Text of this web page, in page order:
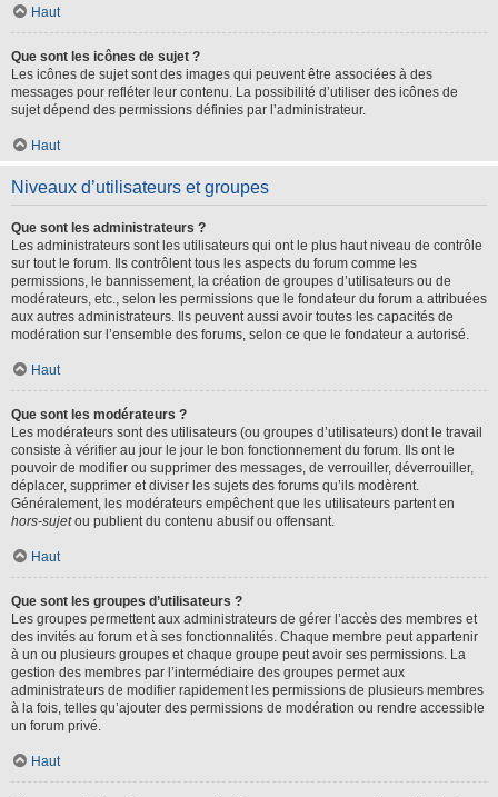
Haut
Que sont les icônes de sujet ?
Les icônes de sujet sont des images qui peuvent être associées à des
messages pour refléter leur contenu. La possibilité d’utiliser des icônes de
sujet dépend des permissions définies par l’administrateur.
Haut
Niveaux d’utilisateurs et groupes
Que sont les administrateurs ?
Les administrateurs sont les utilisateurs qui ont le plus haut niveau de contrôle
sur tout le forum. Ils contrôlent tous les aspects du forum comme les
permissions, le bannissement, la création de groupes d’utilisateurs ou de
modérateurs, etc., selon les permissions que le fondateur du forum a attribuées
aux autres administrateurs. Ils peuvent aussi avoir toutes les capacités de
modération sur l’ensemble des forums, selon ce que le fondateur a autorisé.
Haut
Que sont les modérateurs ?
Les modérateurs sont des utilisateurs (ou groupes d’utilisateurs) dont le travail
consiste à vérifier au jour le jour le bon fonctionnement du forum. Ils ont le
pouvoir de modifier ou supprimer des messages, de verrouiller, déverrouiller,
déplacer, supprimer et diviser les sujets des forums qu’ils modèrent.
Généralement, les modérateurs empêchent que les utilisateurs partent en
hors-sujetou publient du contenu abusif ou offensant.
Haut
Que sont les groupes d’utilisateurs ?
Les groupes permettent aux administrateurs de gérer l’accès des membres et
des invités au forum et à ses fonctionnalités. Chaque membre peut appartenir
à un ou plusieurs groupes et chaque groupe peut avoir ses permissions. La
gestion des membres par l’intermédiaire des groupes permet aux
administrateurs de modifier rapidement les permissions de plusieurs membres
à la fois, telles qu’ajouter des permissions de modération ou rendre accessible
un forum privé.
Haut